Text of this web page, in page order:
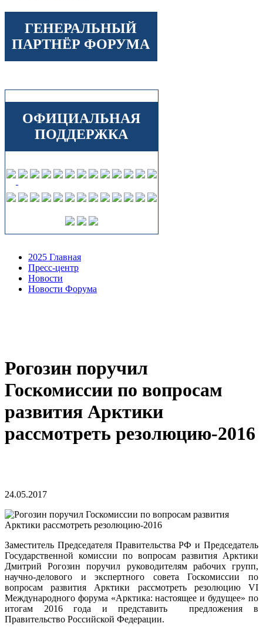
ГЕНЕРАЛЬНЫЙ
ПАРТНЁР ФОРУМА
ОФИЦИАЛЬНАЯ
ПОДДЕРЖКА
2025 Главная
Пресс-центр
Новости
Новости Форума
Рогозин поручил
Госкомиссии по вопросам
развития Арктики
рассмотреть резолюцию-2016
24.05.2017
Заместитель Председателя Правительства РФ и Председатель
Государственной комиссии по вопросам развития Арктики
Дмитрий Рогозин поручил руководителям рабочих групп,
научно-делового и экспертного совета Госкомиссии по
вопросам развития Арктики рассмотреть резолюцию VI
Международного форума «Арктика: настоящее и будущее» по
итогам 2016 года и представить предложения в
Правительство Российской Федерации.